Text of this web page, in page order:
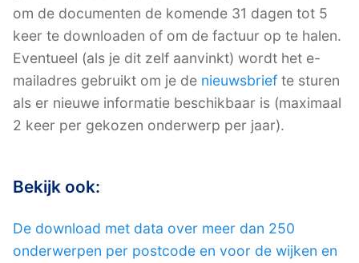
om de documenten de komende 31 dagen tot 5
keer te downloaden of om de factuur op te halen.
Eventueel (als je dit zelf aanvinkt) wordt het e-
mailadres gebruikt om je de nieuwsbrief te sturen
als er nieuwe informatie beschikbaar is (maximaal
2 keer per gekozen onderwerp per jaar).
Bekijk ook:
De download met data over meer dan 250
onderwerpen per postcode en voor de wijken en